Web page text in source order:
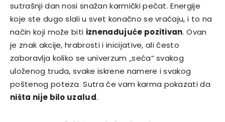
sutrašnji dan nosi snažan karmički pečat. Energije
koje ste dugo slali u svet konačno se vraćaju, i to na
način koji može biti iznenađujuće pozitivan. Ovan
je znak akcije, hrabrosti i inicijative, ali često
zaboravlja koliko se univerzum „seća“ svakog
uloženog truda, svake iskrene namere i svakog
poštenog poteza. Sutra će vam karma pokazati da
ništa nije bilo uzalud.